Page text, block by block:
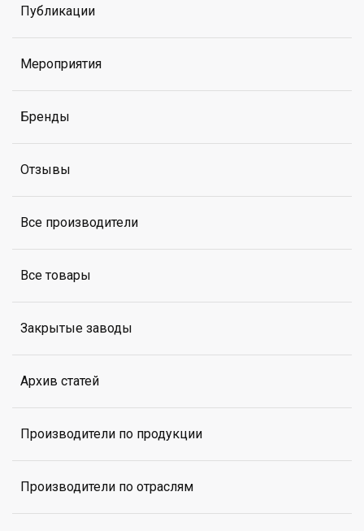
Публикации
Мероприятия
Бренды
Отзывы
Все производители
Все товары
Закрытые заводы
Архив статей
Производители по продукции
Производители по отраслям